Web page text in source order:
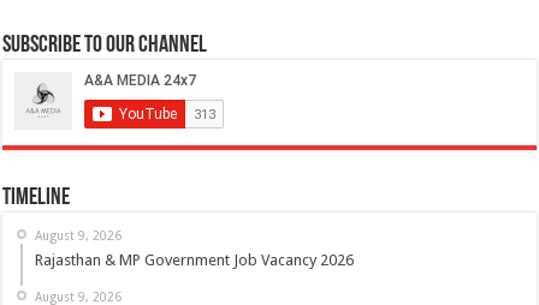
Subscribe to our Channel
Timeline
August 9, 2026
Rajasthan & MP Government Job Vacancy 2026
August 9, 2026